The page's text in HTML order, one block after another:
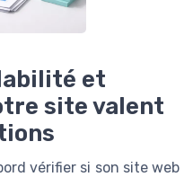
et
site valent
vérifier si son site web